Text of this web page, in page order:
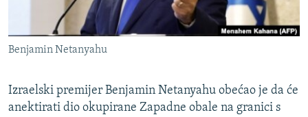
SPECIJALI RSE
VIŠE OD NASLOVA
GENOCID U SREBRENICI
POPLAVE I KLIZIŠTA U BIH 2024.
TV LIBERTY
PRATITE NAS
Sve RFE/RL stranice
Benjamin Netanyahu
Izraelski premijer Benjamin Netanyahu obećao je da će
anektirati dio okupirane Zapadne obale na granici s